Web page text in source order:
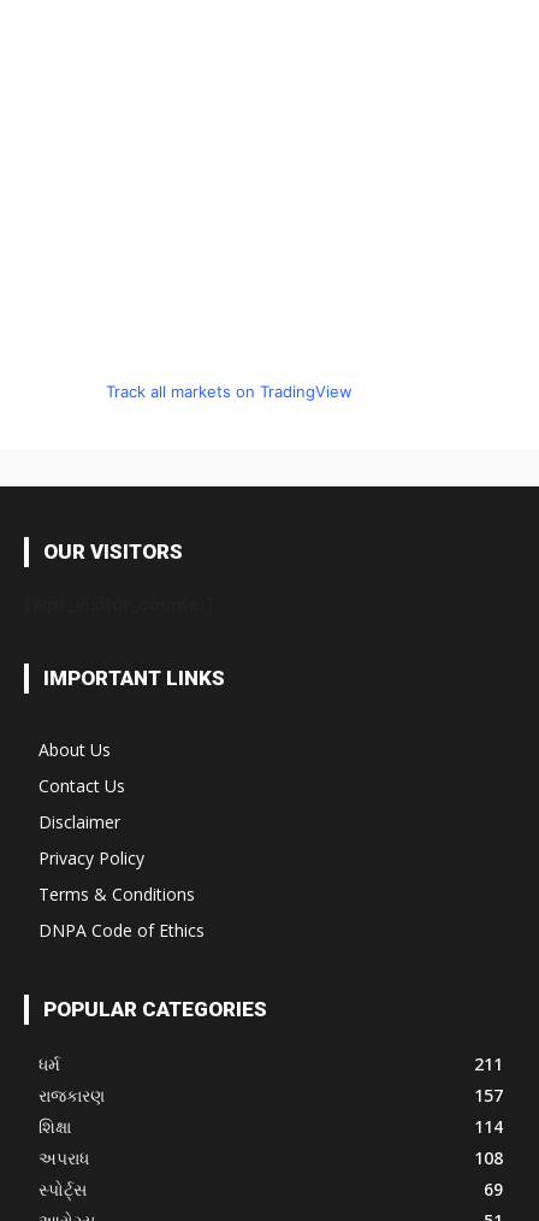
Track all markets on TradingView
OUR VISITORS
IMPORTANT LINKS
About Us
Contact Us
Disclaimer
Privacy Policy
Terms & Conditions
DNPA Code of Ethics
POPULAR CATEGORIES
ધર્મ
211
રાજકારણ
157
શિક્ષા
114
અપરાધ
108
સ્પોર્ટ્સ
69